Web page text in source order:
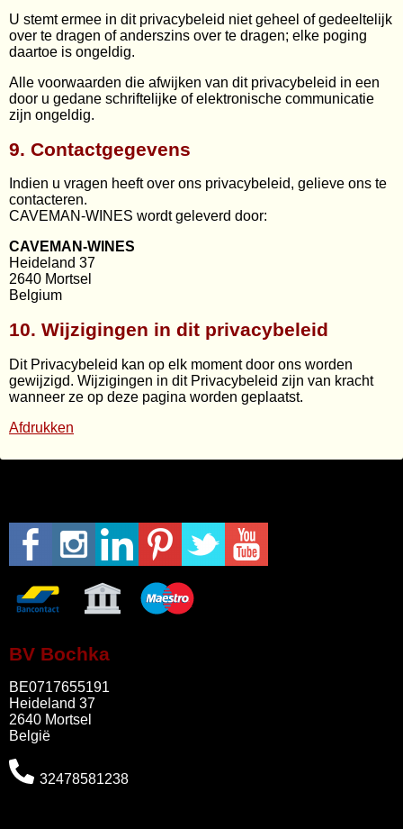
U stemt ermee in dit privacybeleid niet geheel of gedeeltelijk
over te dragen of anderszins over te dragen; elke poging
daartoe is ongeldig.
Alle voorwaarden die afwijken van dit privacybeleid in een
door u gedane schriftelijke of elektronische communicatie
zijn ongeldig.
9. Contactgegevens
Indien u vragen heeft over ons privacybeleid, gelieve ons te
contacteren.
CAVEMAN-WINES wordt geleverd door:
CAVEMAN-WINES
Heideland 37
2640 Mortsel
Belgium
10. Wijzigingen in dit privacybeleid
Dit Privacybeleid kan op elk moment door ons worden
gewijzigd. Wijzigingen in dit Privacybeleid zijn van kracht
wanneer ze op deze pagina worden geplaatst.
Afdrukken
BV Bochka
BE0717655191
Heideland 37
2640 Mortsel
België
32478581238